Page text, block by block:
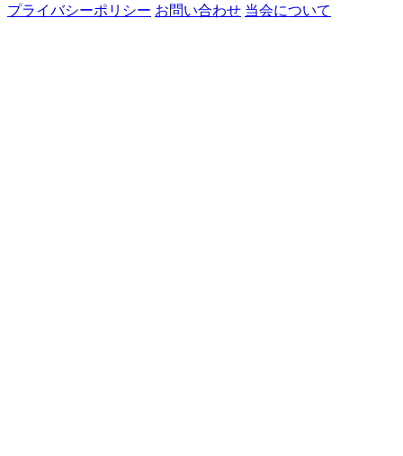
プライバシーポリシー お問い合わせ 当会について